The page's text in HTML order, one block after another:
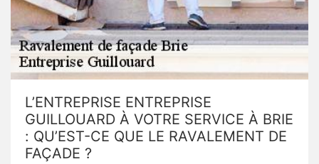
L’ENTREPRISE ENTREPRISE
GUILLOUARD À VOTRE SERVICE À BRIE
: QU’EST-CE QUE LE RAVALEMENT DE
FAÇADE ?